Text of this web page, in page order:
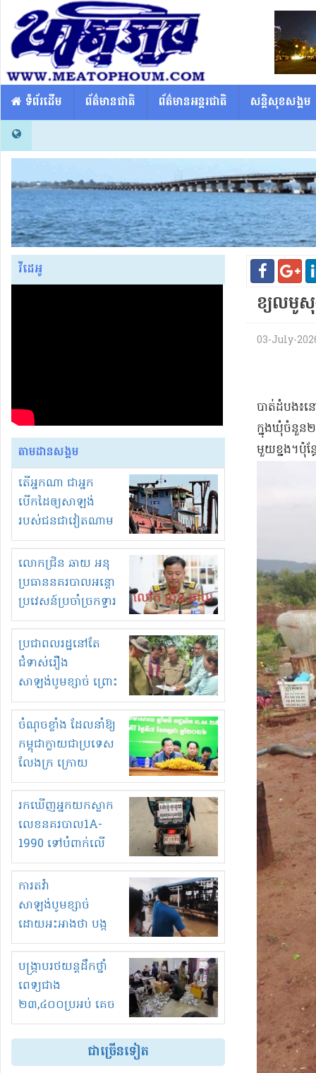
​​ ទំព័រដើម ព័ត៌មានជាតិ ព័ត៌មានអន្តរជាតិ សន្តិសុខសង្គម
វីដេអូ
តាមដានសង្គម
តើអ្នកណា ជាអ្នក
បើកដៃឲ្យសាឡង់
របស់ជនជាវៀតណាម
ចូល មកខុស
ច្បាប់លួចបូមខ្សាច់នៅ
ក្នុងប្រទេសកម្ពុជា
លោកជ្រិន ឆាយ អនុ
ប្រធាននគរបាលអន្តោ
ប្រវេសន៍ប្រចាំច្រកទ្វារ
ព្រំដែនភ្នំឌិន និងឈ្មួញ
មួយចំនួនទៀត
កំពង់តែគុបគិតគ្នា
ធ្វើសកម្មភាពរកស៊ីនិង
ស្តុកទំនិញគេចពន្ធ?
ប្រជាពលរដ្ឋនៅតែ
ជំទាស់រឿង
សាឡង់បូមខ្សាច់ ព្រោះ
ខ្លាចបាក់ច្រាំងទៀត!
ចំណុចខ្លាំង ដែលនាំឱ្យ
កម្ពុជាក្លាយជាប្រទេស
លែងក្រ ក្រោយ
ឆ្នាំ២០៣០
រកឃើញអ្នកយកស្លាក
លេខនគរបាល1A-
1990 ទៅបំពាក់លើ
ម៉ូតូរបស់ខ្លួន ដាកផ្លាក
រត់ឌុបហើយ
ការតវ៉ា
សាឡង់បូមខ្សាច់
ដោយអះអាងថា បង្ក
បាក់ច្រាំងទន្លេ និង
រំខានទាំងយប់ទាំងថ្ងៃ
បង្ក្រាបរថយន្តដឹកថ្នាំ
ពេទ្យជាង
២៣,៤០០ប្រអប់ គេច
ពន្ធនិងអត់ច្បាប់នាំ
ចូល!?
ជាច្រើនទៀត
ខ្យលមូសុ
03-July-
បាត់ដំបង​៖​ន
ក្នុង​ឃុំ​ចំនួន​
មួយ​ខ្នង​។​ប៉ុន្